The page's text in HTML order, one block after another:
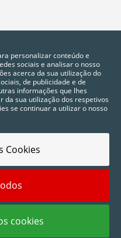
os direitos reservados.
personalizar conteúdo e
sociais e analisar o nosso
acerca da sua utilização do
de publicidade e de
informações que lhes
da sua utilização dos respetivos
se continuar a utilizar o nosso
Cookies
cookies